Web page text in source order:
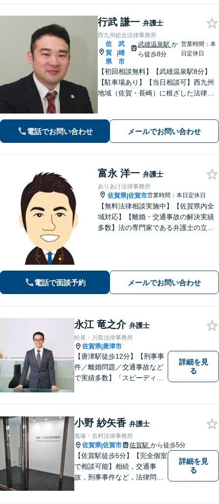
行武 謙一 弁護士
西九州総合法律事務所
佐
賀
県
|
武
雄
市
武雄温泉駅 か
ら徒歩8分
営業時間：本
日定休日
【初回相談無料】【武雄温泉駅8分】
【駐車場あり】【当日相談可】西九州
地域（佐賀・長崎）に根ざした法律事
親しみやすい弁護士として、あなたの
お悩みをしっかり受け止めます！
電話でお問い合わせ メールでお問い合わせ
富永 洋一 弁護士
ありあけ法律事務所
佐賀県|佐賀市営業時間：本日定休日
【無料法律相談実施中】【佐賀県内全
域対応】【離婚・交通事故の解決実績
多数】法の専門家である弁護士の立場
電話で面談予約 メールでお問い合わせ
永江 竜之介 弁護士
松尾・川島法律事務所
佐賀県|唐津市
【唐津駅徒歩12分】【刑事事
件／離婚問題／交通事故など
で実績多数】「スピーディで
が望ましいのかを共に考えま
す。ぜひお気軽にご相談くだ
さい！【プライバシー完備】
詳細を見
る
小野 紗矢香 弁護士
鬼塚・吉村法律事務所
佐賀県|佐賀市 佐賀駅 から徒歩5分
【佐賀駅徒歩5分】【完全個室
で相談可能】相続，交通事
故，刑事事件など，法律問題
詳細を見
る